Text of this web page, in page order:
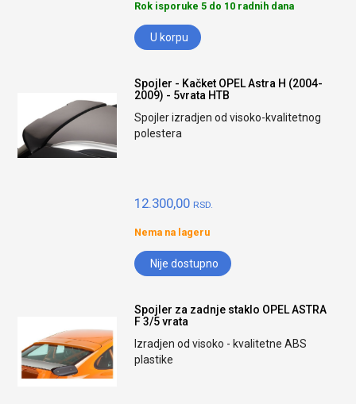
Rok isporuke 5 do 10 radnih dana
U korpu
Spojler - Kačket OPEL Astra H (2004-
2009) - 5vrata HTB
Spojler izradjen od visoko-kvalitetnog
polestera
12.300,00 RSD.
Nema na lageru
Nije dostupno
Spojler za zadnje staklo OPEL ASTRA
F 3/5 vrata
Izradjen od visoko - kvalitetne ABS
plastike